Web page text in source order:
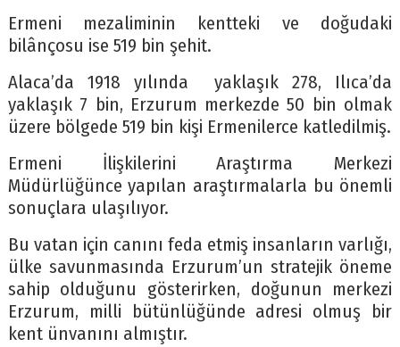
Ermeni mezaliminin kentteki ve doğudaki
bilânçosu ise 519 bin şehit.
Alaca’da 1918 yılında yaklaşık 278, Ilıca’da
yaklaşık 7 bin, Erzurum merkezde 50 bin olmak
üzere bölgede 519 bin kişi Ermenilerce katledilmiş.
Ermeni İlişkilerini Araştırma Merkezi
Müdürlüğünce yapılan araştırmalarla bu önemli
sonuçlara ulaşılıyor.
Bu vatan için canını feda etmiş insanların varlığı,
ülke savunmasında Erzurum’un stratejik öneme
sahip olduğunu gösterirken, doğunun merkezi
Erzurum, milli bütünlüğünde adresi olmuş bir
kent ünvanını almıştır.